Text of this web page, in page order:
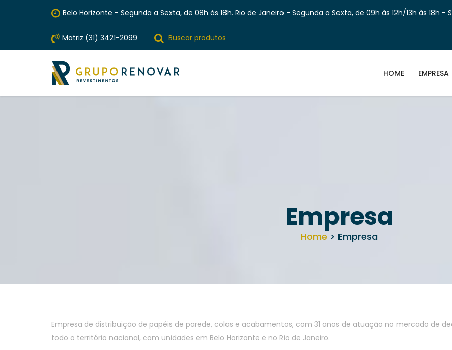
Belo Horizonte - Segunda a Sexta, de 08h às 18h. Rio de Janeiro - Segunda a Sexta, de 09h às 12h/13h às 18h -
Matriz (31) 3421-2099 Buscar produtos
HOME EMPRESA
Empresa
Home > Empresa
Empresa de distribuição de papéis de parede, colas e acabamentos, com 31 anos de atuação no mercado de
todo o território nacional, com unidades em Belo Horizonte e no Rio de Janeiro.